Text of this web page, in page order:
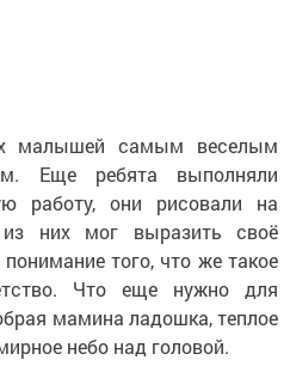
малышей самым веселым
Еще ребята выполняли
работу, они рисовали на
них мог выразить своё
того, что же такое
Что еще нужно для
мамина ладошка, теплое
небо над головой.